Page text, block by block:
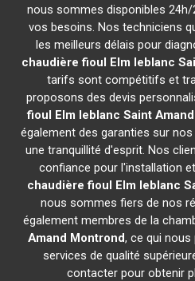
nous sommes disponibles
vos besoins. Nos techniciens
les meilleurs délais pour
chaudière fioul Elm leblanc
tarifs sont compétitifs et
proposons des devis
fioul Elm leblanc Saint
également des garanties sur
une tranquillité d'esprit. Nos
confiance pour l'installation
chaudière fioul Elm leblanc
nous sommes fiers de nos
également membres de la
Amand Montrond, ce qui
services de qualité
contacter pour obtenir